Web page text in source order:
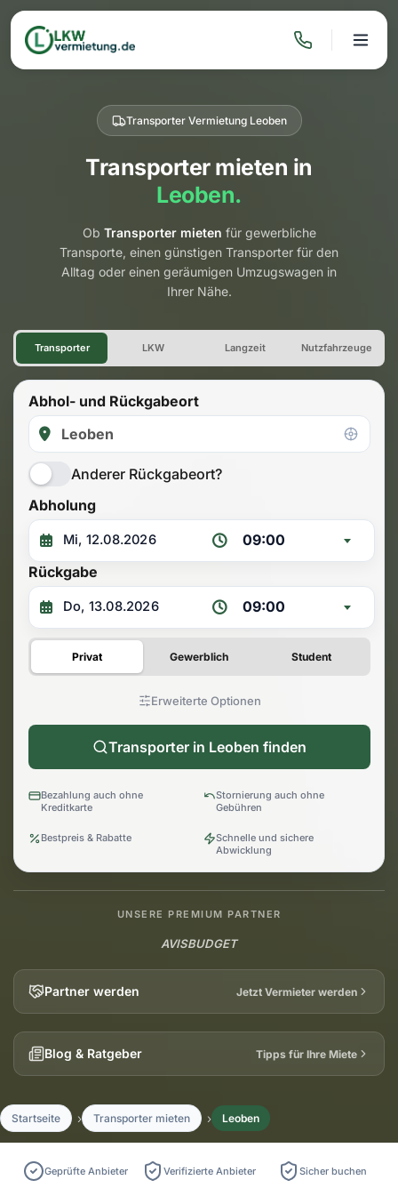
Transporter Vermietung Leoben
Transporter mieten in
Leoben.
Ob Transporter mieten für gewerbliche
Transporte, einen günstigen Transporter für den
Alltag oder einen geräumigen Umzugswagen in
Ihrer Nähe.
Transporter Vermietung
Transporter LKW Langzeit Nutzfahrzeuge
Abhol- und Rückgabeort
Anderer Rückgabeort?
Abholung
09:00
Rückgabe
09:00
Privat Gewerblich Student
Erweiterte Optionen
Transporter in Leoben finden
Bezahlung auch ohne
Kreditkarte
Stornierung auch ohne
Gebühren
Bestpreis & Rabatte
Schnelle und sichere
Abwicklung
UNSERE PREMIUM PARTNER
AVISBUDGET
Partner werden Jetzt Vermieter werden
Blog & Ratgeber Tipps für Ihre Miete
Startseite Transporter mieten Leoben
Geprüfte Anbieter Verifizierte Anbieter Sicher buchen